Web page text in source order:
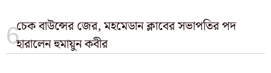
চেক বাউন্সের জের, মহমেডান ক্লাবের সভাপতির পদ
হারালেন হুমায়ুন কবীর